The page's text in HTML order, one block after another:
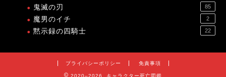
鬼滅の刃 85
魔男のイチ 2
黙示録の四騎士 22
プライバシーポリシー 免責事項
2020–2026 キャラクター死亡図鑑